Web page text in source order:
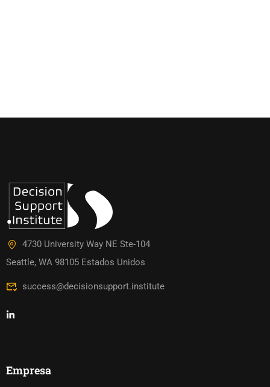
4730 University Way NE Ste-104
Seattle, WA 98105 Estados Unidos
success@decisionsupport.institute
Empresa